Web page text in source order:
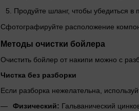
Продуйте шланг, чтобы убедиться в
Сфотографируйте расположение
Методы очистки бойлера
Очистить бойлер от накипи можно с
Чистка без разборки
Если разборка нежелательна,
Физический: Гальванический